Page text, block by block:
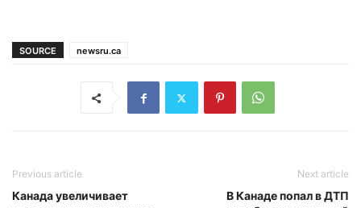
SOURCE newsru.ca
Previous article
Канада увеличивает
Next article
В Канаде попал в ДТП